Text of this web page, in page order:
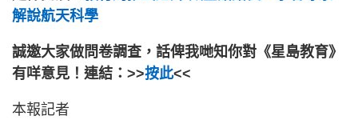
解說航天科學
誠邀大家做問卷調查，話俾我哋知你對《星島教育》
有咩意見！連結：>>按此<<
本報記者